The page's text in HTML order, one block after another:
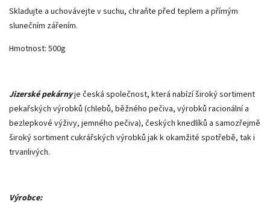
Skladujte a uchovávejte v suchu, chraňte před teplem a přímým
slunečním zářením.
Hmotnost: 500g
Jizerské pekárnyje česká společnost, která nabízí široký sortiment
pekařských výrobků (chlebů, běžného pečiva, výrobků racionální a
bezlepkové výživy, jemného pečiva), českých knedlíků a samozřejmě
široký sortiment cukrářských výrobků jak k okamžité spotřebě, tak i
trvanlivých.
Výrobce: